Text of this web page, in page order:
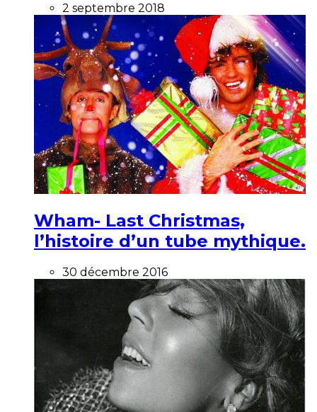
2 septembre 2018
Wham- Last Christmas,
l’histoire d’un tube mythique.
30 décembre 2016